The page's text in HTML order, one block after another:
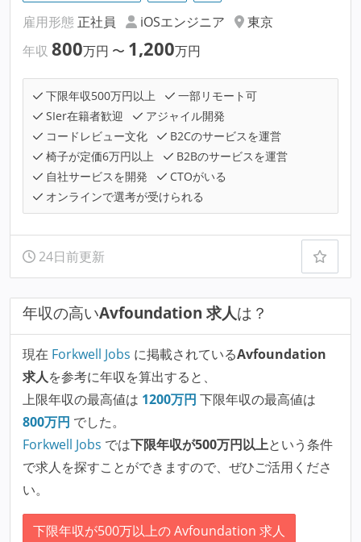
雇用形態 正社員 iOSエンジニア
東京
年収 800万円 〜 1,200万円
下限年収500万円以上
一部リモート可
SIer在籍者歓迎
アジャイル開発
コードレビュー文化
B2Cのサービスを運営
椅子が定価6万円以上
B2Bのサービスを運営
自社サービスを開発
CTOがいる
オンラインで選考が受けられる
24日前更新
年収の高いAvfoundation 求人は？
現在 Forkwell Jobs に掲載されているAvfoundation
求人を参考に年収を算出すると、
上限年収の最高値は 1200万円 下限年収の最高値は
800万円 でした。
Forkwell Jobs では下限年収が500万円以上という条件
で求人を探すことができますので、ぜひご活用くださ
い。
下限年収が500万以上の Avfoundation 求人